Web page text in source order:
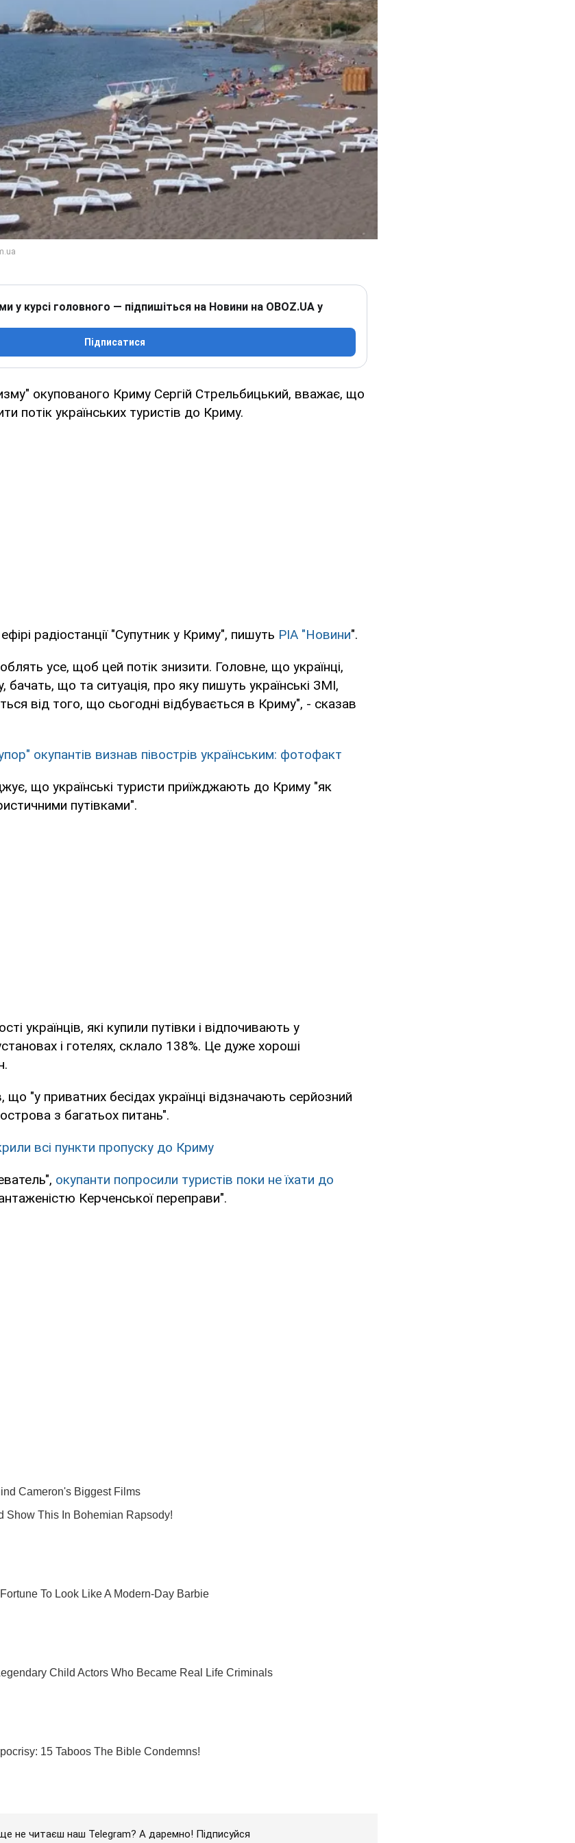
у курсі головного — підпишіться на Новини на OBOZ.UA у
Підписатися
окупованого Криму Сергій Стрельбицький, вважає, що
потік українських туристів до Криму.
радіостанції "Супутник у Криму", пишуть РІА "Новини".
усе, щоб цей потік знизити. Головне, що українці,
що та ситуація, про яку пишуть українські ЗМІ,
від того, що сьогодні відбувається в Криму", - сказав
окупантів визнав півострів українським: фотофакт
що українські туристи приїжджають до Криму "як
путівками".
українців, які купили путівки і відпочивають у
і готелях, склало 138%. Це дуже хороші
що "у приватних бесідах українці відзначають серйозний
з багатьох питань".
всі пункти пропуску до Криму
окупанти попросили туристів поки не їхати до
Керченської переправи".
не читаєш наш Telegram? А даремно! Підписуйся